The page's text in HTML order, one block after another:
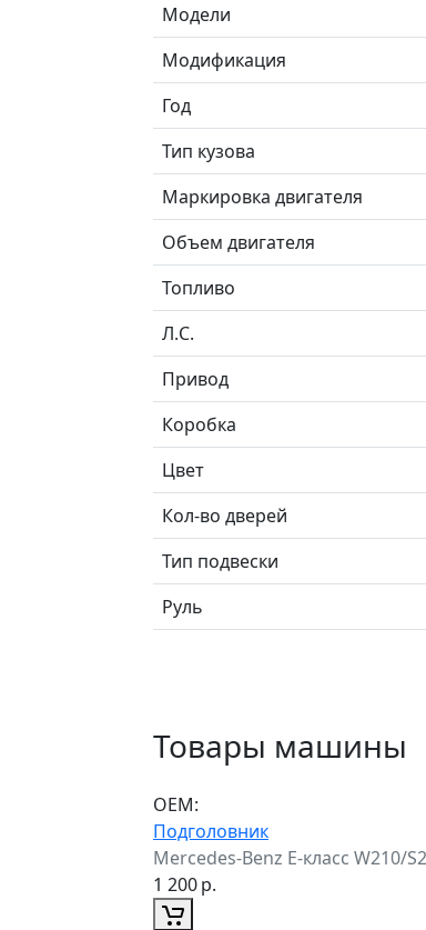
Модели
Модификация
Год
Тип кузова
Маркировка двигателя
Объем двигателя
Топливо
Л.C.
Привод
Коробка
Цвет
Кол-во дверей
Тип подвески
Руль
Товары машины
ОЕМ:
Подголовник
Mercedes-Benz E-класс W210/
1 200р.